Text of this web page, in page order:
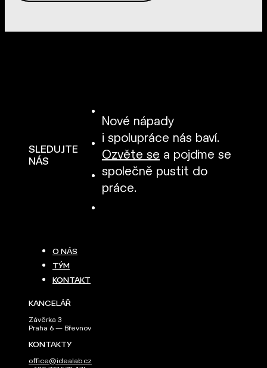
SLEDUJTE
NÁS
Nové nápady
i spolupráce nás baví.
Ozvěte se a pojďme se
společně pustit do
práce.
O NÁS
TÝM
KONTAKT
KANCELÁŘ
Závěrka 3
Praha 6 — Břevnov
KONTAKTY
office@idealab.cz